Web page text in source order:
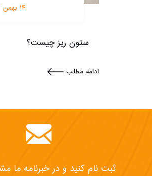
۱۴ بهمن ۱۴۰۲
ستون ریز چیست؟
ادامه مطلب
ثبت نام کنید و در خبرنامه ما